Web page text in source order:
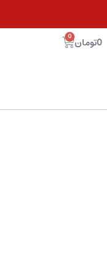
0تومان 0